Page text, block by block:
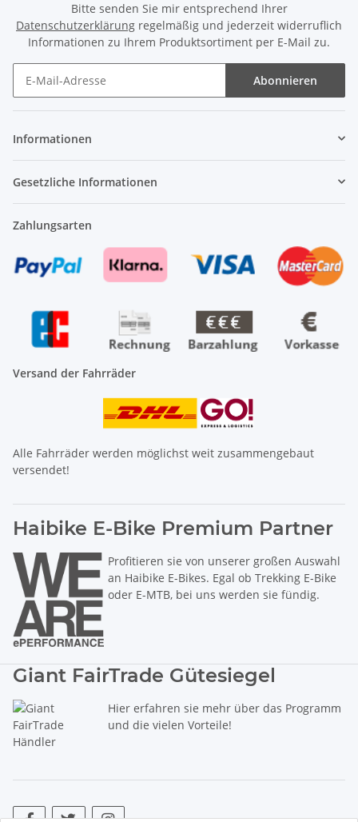
Bitte senden Sie mir entsprechend Ihrer
Datenschutzerklärung regelmäßig und jederzeit widerruflich
Informationen zu Ihrem Produktsortiment per E-Mail zu.
Abonnieren
Informationen
Gesetzliche Informationen
Zahlungsarten
Versand der Fahrräder
Alle Fahrräder werden möglichst weit zusammengebaut
versendet!
Haibike E-Bike Premium Partner
Profitieren sie von unserer großen Auswahl
an Haibike E-Bikes. Egal ob Trekking E-Bike
oder E-MTB, bei uns werden sie fündig.
Giant FairTrade Gütesiegel
Hier erfahren sie mehr über das Programm
und die vielen Vorteile!